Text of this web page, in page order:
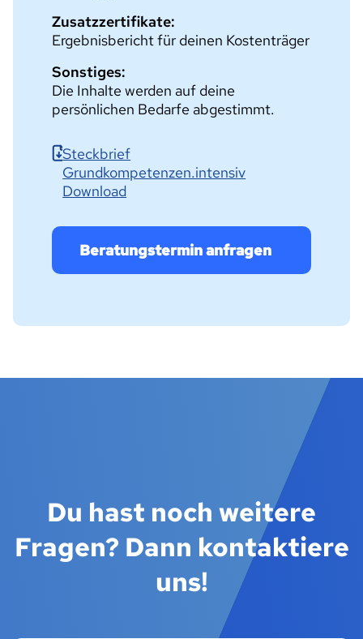
Zusatzzertifikate:
Ergebnisbericht für deinen Kostenträger
Sonstiges:
Die Inhalte werden auf deine
persönlichen Bedarfe abgestimmt.
Steckbrief
Grundkompetenzen.intensiv
Download
Beratungstermin anfragen
Du hast noch weitere
Fragen? Dann kontaktiere
uns!